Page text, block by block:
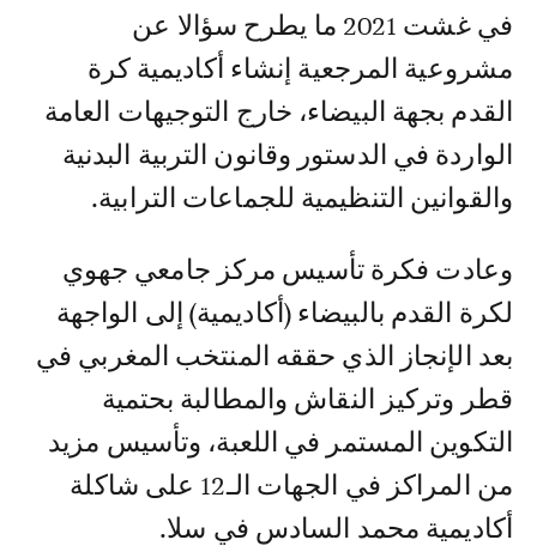
في غشت 2021 ما يطرح سؤالا عن
مشروعية المرجعية إنشاء أكاديمية كرة
القدم بجهة البيضاء، خارج التوجيهات العامة
الواردة في الدستور وقانون التربية البدنية
والقوانين التنظيمية للجماعات الترابية.
وعادت فكرة تأسيس مركز جامعي جهوي
لكرة القدم بالبيضاء (أكاديمية) إلى الواجهة
بعد الإنجاز الذي حققه المنتخب المغربي في
قطر وتركيز النقاش والمطالبة بحتمية
التكوين المستمر في اللعبة، وتأسيس مزيد
من المراكز في الجهات الـ12 على شاكلة
أكاديمية محمد السادس في سلا.